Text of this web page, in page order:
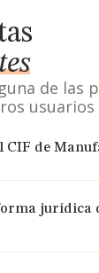
de las
usuarios
CIF de
jurídica